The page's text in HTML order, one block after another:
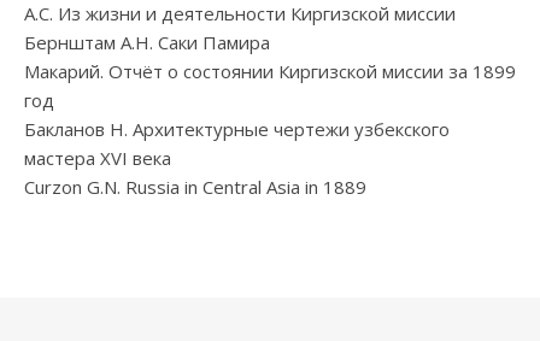
А.С. Из жизни и деятельности Киргизской миссии
Бернштам А.Н. Саки Памира
Макарий. Отчёт о состоянии Киргизской миссии за 1899
год
Бакланов Н. Архитектурные чертежи узбекского
мастера XVI века
Curzon G.N. Russia in Central Asia in 1889